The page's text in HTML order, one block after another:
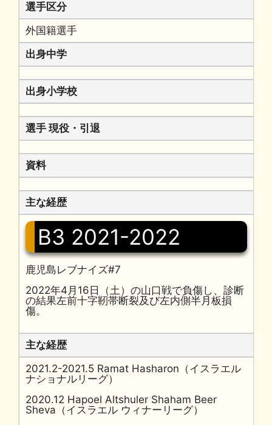
選手区分
外国籍選手
出身中学
出身小学校
選手 現役・引退
資料
主な経歴
B3 2021-2022
鹿児島レブナイズ#7
2022年4月16日（土）の山口戦で負傷し、診断
の結果左前十字靭帯断裂及び左内側半月板損
傷。
主な経歴
2021.2-2021.5 Ramat Hasharon（イスラエル
ナショナルリーグ）
2020.12 Hapoel Altshuler Shaham Beer
Sheva（イスラエル ウィナーリーグ）